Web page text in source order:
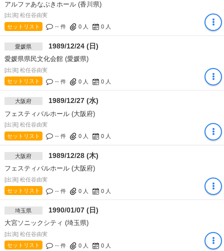
アルファあなぶきホール (香川県)
[出演] 松任谷由実
セットリスト
-- 件 0人 0人
愛媛県 1989/12/24 (日)
愛媛県県民文化会館 (愛媛県)
[出演] 松任谷由実
セットリスト
-- 件 0人 0人
大阪府 1989/12/27 (水)
フェスティバルホール (大阪府)
[出演] 松任谷由実
セットリスト
-- 件 0人 0人
大阪府 1989/12/28 (木)
フェスティバルホール (大阪府)
[出演] 松任谷由実
セットリスト
-- 件 0人 0人
埼玉県 1990/01/07 (日)
大宮ソニックシティ (埼玉県)
[出演] 松任谷由実
セットリスト
-- 件 0人 0人